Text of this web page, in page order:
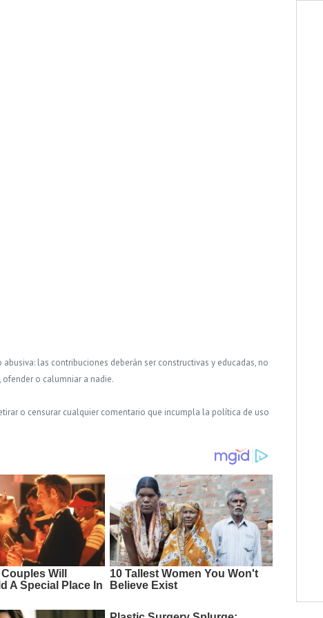
las contribuciones deberán ser constructivas y educadas, no
o calumniar a nadie.
o censurar cualquier comentario que incumpla la política de uso